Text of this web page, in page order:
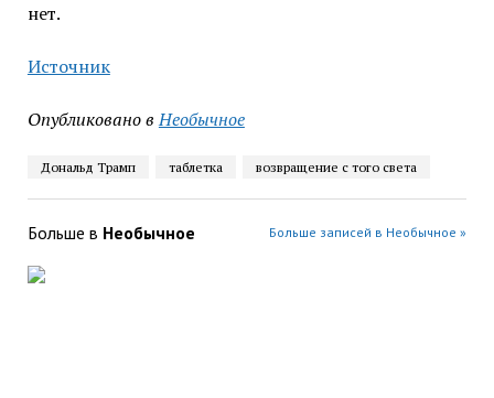
нет.
Источник
Опубликовано в Необычное
Дональд Трамп таблетка возвращение с того света
Больше в Необычное Больше записей в Необычное »